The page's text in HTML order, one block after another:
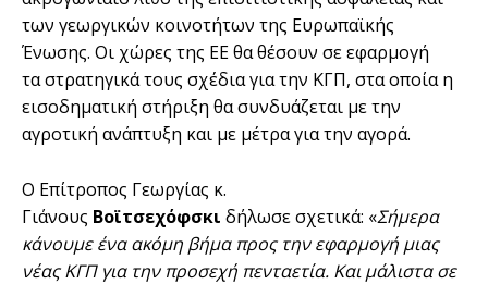
των γεωργικών κοινοτήτων της Ευρωπαϊκής
Ένωσης. Οι χώρες της ΕΕ θα θέσουν σε εφαρμογή
τα στρατηγικά τους σχέδια για την ΚΓΠ, στα οποία η
εισοδηματική στήριξη θα συνδυάζεται με την
αγροτική ανάπτυξη και με μέτρα για την αγορά.
Ο Επίτροπος Γεωργίας κ.
Γιάνους Βοϊτσεχόφσκι δήλωσε σχετικά: «Σήμερα
κάνουμε ένα ακόμη βήμα προς την εφαρμογή μιας
νέας ΚΓΠ για την προσεχή πενταετία. Και μάλιστα σε